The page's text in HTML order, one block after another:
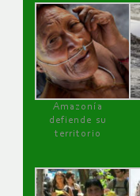
Amazonía
defiende su
territorio